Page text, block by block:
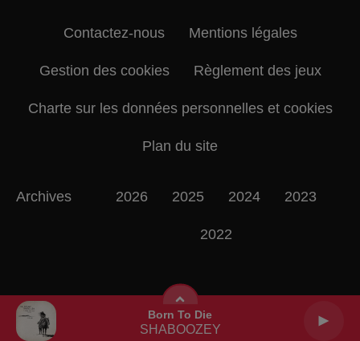
Born To Die
SHABOOZEY
Contactez-nous Mentions légales
Gestion des cookies Règlement des jeux
Charte sur les données personnelles et cookies
Plan du site
Archives 2026 2025 2024 2023
2022